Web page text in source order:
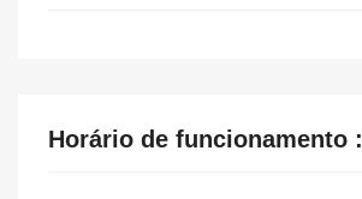
Horário de funcionamento :